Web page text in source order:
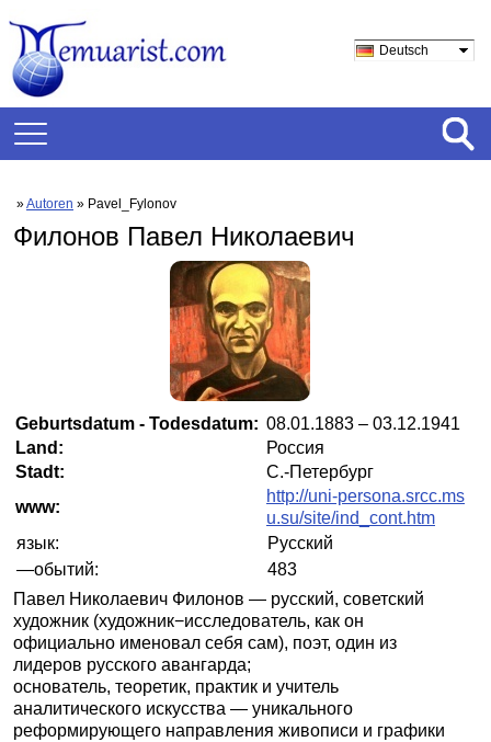
Deutsch
»Autoren » Pavel_Fylonov
Филонов Павел Николаевич
Geburtsdatum - Todesdatum: 08.01.1883 – 03.12.1941
Land:
Россия
Stadt:
С.-Петербург
www:
http://uni-persona.srcc.ms
u.su/site/ind_cont.htm
язык:
Русский
—обытий:
483
Павел Николаевич Филонов — русский, советский
художник (художник−исследователь, как он
официально именовал себя сам), поэт, один из
лидеров русского авангарда;
основатель, теоретик, практик и учитель
аналитического искусства — уникального
реформирующего направления живописи и графики